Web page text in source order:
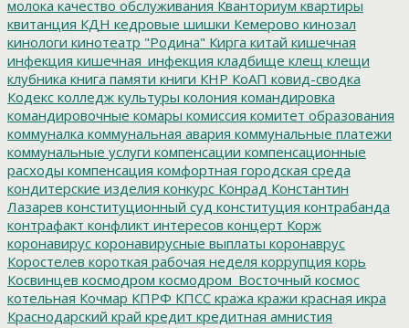
молока качество обслуживания Кванториум квартиры
квитанция КДН кедровые шишки Кемерово кинозал
кинологи кинотеатр "Родина" Кирга китай кишечная
инфекция кишечная_инфекция кладбище клещ клещи
клубника книга памяти книги КНР КоАП ковид-сводка
Кодекс колледж культуры колония командировка
командировочные комары комиссия комитет образования
коммуналка коммунальная авария коммунальные платежи
коммунальные услуги компенсации компенсационные
расходы компенсация комфортная городская среда
кондитерские изделия конкурс Конрад Константин
Лазарев конституционный суд конституция контрабанда
контрафакт конфликт интересов концерт Корж
коронавирус коронавирусные выплаты коронаврус
Коростелев короткая рабочая неделя коррупция корь
Косвинцев космодром космодром_Восточный космос
котельная Кочмар КПРФ КПСС кража кражи красная икра
Краснодарский край кредит кредитная амнистия